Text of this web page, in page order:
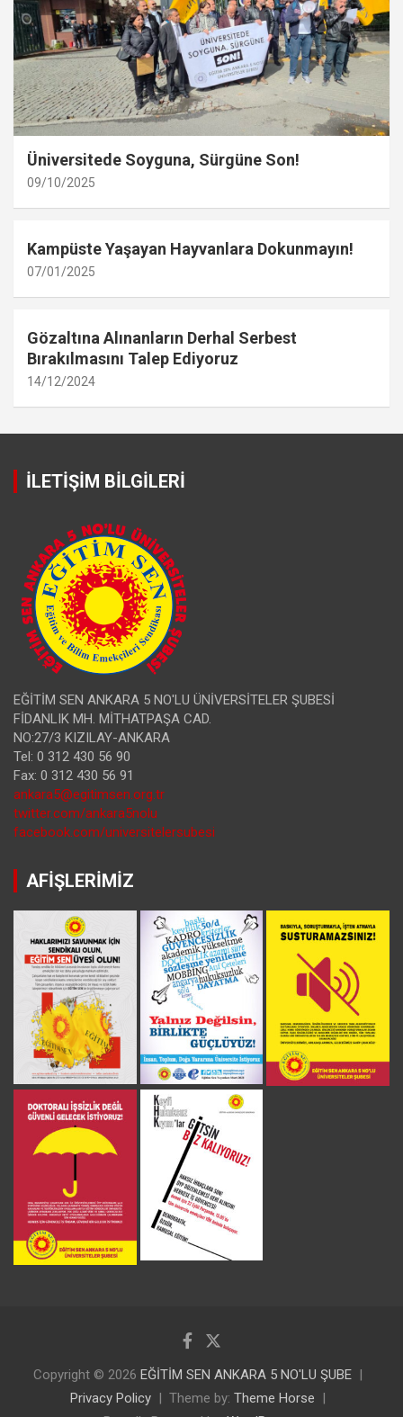
Üniversitede Soyguna, Sürgüne Son!
09/10/2025
Kampüste Yaşayan Hayvanlara Dokunmayın!
07/01/2025
Gözaltına Alınanların Derhal Serbest
Bırakılmasını Talep Ediyoruz
14/12/2024
İLETİŞİM BİLGİLERİ
EĞİTİM SEN ANKARA 5 NO'LU ÜNİVERSİTELER ŞUBESİ
FİDANLIK MH. MİTHATPAŞA CAD.
NO:27/3 KIZILAY-ANKARA
Tel: 0 312 430 56 90
Fax: 0 312 430 56 91
ankara5@egitimsen.org.tr
twitter.com/ankara5nolu
facebook.com/universitelersubesi
AFİŞLERİMİZ
Copyright © 2026 EĞİTİM SEN ANKARA 5 NO'LU ŞUBE
Privacy Policy
Theme by: Theme Horse